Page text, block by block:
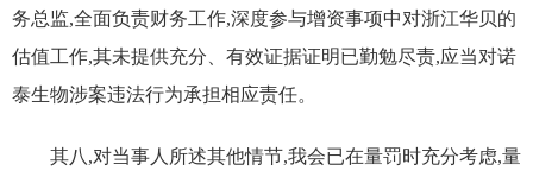
务总监,全面负责财务工作,深度参与增资事项中对浙江华贝的
估值工作,其未提供充分、有效证据证明已勤勉尽责,应当对诺
泰生物涉案违法行为承担相应责任。
其八,对当事人所述其他情节,我会已在量罚时充分考虑,量